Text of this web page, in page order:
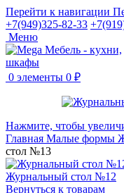
Перейти к навигации
+7(949)325-82-33
Меню
0 элементы 0 ₽
Нажмите, чтобы
Главная Малые формы
стол №13
Журнальный стол №12
Вернуться к товарам